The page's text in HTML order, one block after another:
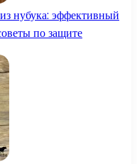
нубука: эффективный
по защите